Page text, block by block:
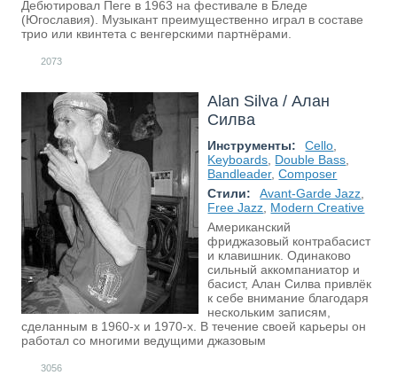
Дебютировал Пеге в 1963 на фестивале в Бледе
(Югославия). Музыкант преимущественно играл в составе
трио или квинтета с венгерскими партнёрами.
2073
Alan Silva / Алан
Силва
Инструменты: Cello
Keyboards Double Bass
Bandleader,Composer
Стили:
Avant-Garde Jazz
Free Jazz Modern Creative
Американский
фриджазовый контрабасист
и клавишник. Одинаково
сильный аккомпаниатор и
басист, Алан Силва привлёк
к себе внимание благодаря
нескольким записям,
сделанным в 1960-х и 1970-х. В течение своей карьеры он
работал со многими ведущими джазовым
3056